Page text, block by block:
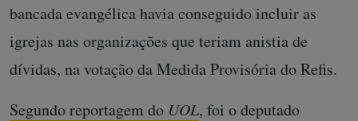
bancada evangélica havia conseguido incluir as
igrejas nas organizações que teriam anistia de
dívidas, na votação da Medida Provisória do Refis.
Segundo reportagem do UOL, foi o deputado